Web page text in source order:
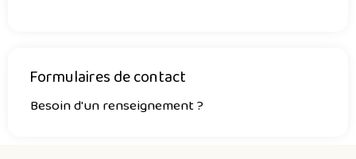
Formulaires de contact
Besoin d'un renseignement ?